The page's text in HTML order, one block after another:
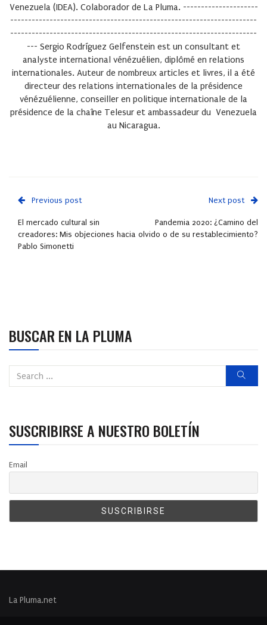
Venezuela (IDEA). Colaborador de La Pluma. ---------------------
---------------------------------------------------------------------
---------------------------------------------------------------------
--- Sergio Rodríguez Gelfenstein est un consultant et
analyste international vénézuélien, diplômé en relations
internationales. Auteur de nombreux articles et livres, il a été
directeur des relations internationales de la présidence
vénézuélienne, conseiller en politique internationale de la
présidence de la chaîne Telesur et ambassadeur du Venezuela
au Nicaragua.
Previous post
El mercado cultural sin
creadores: Mis objeciones hacia
Pablo Simonetti
Next post
Pandemia 2020: ¿Camino del
olvido o de su restablecimiento?
BUSCAR EN LA PLUMA
SUSCRIBIRSE A NUESTRO BOLETÍN
Email
La Pluma.net